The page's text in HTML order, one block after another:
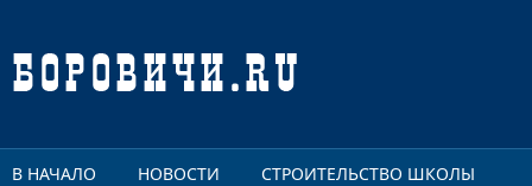
В НАЧАЛО НОВОСТИ СТРОИТЕЛЬСТВО ШКОЛЫ